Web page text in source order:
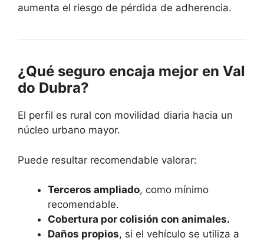
aumenta el riesgo de pérdida de adherencia.
¿Qué seguro encaja mejor en Val
do Dubra?
El perfil es rural con movilidad diaria hacia un
núcleo urbano mayor.
Puede resultar recomendable valorar:
Terceros ampliado, como mínimo
recomendable.
Cobertura por colisión con animales.
Daños propios, si el vehículo se utiliza a